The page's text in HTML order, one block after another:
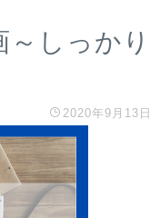
しっかり
2020年9月13日